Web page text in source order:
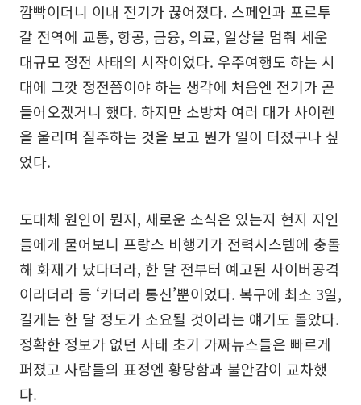
깜빡이더니 이내 전기가 끊어졌다. 스페인과 포르투
갈 전역에 교통, 항공, 금융, 의료, 일상을 멈춰 세운
대규모 정전 사태의 시작이었다. 우주여행도 하는 시
대에 그깟 정전쯤이야 하는 생각에 처음엔 전기가 곧
들어오겠거니 했다. 하지만 소방차 여러 대가 사이렌
을 울리며 질주하는 것을 보고 뭔가 일이 터졌구나 싶
었다.
도대체 원인이 뭔지, 새로운 소식은 있는지 현지 지인
들에게 물어보니 프랑스 비행기가 전력시스템에 충돌
해 화재가 났다더라, 한 달 전부터 예고된 사이버공격
이라더라 등 ‘카더라 통신’뿐이었다. 복구에 최소 3일,
길게는 한 달 정도가 소요될 것이라는 얘기도 돌았다.
정확한 정보가 없던 사태 초기 가짜뉴스들은 빠르게
퍼졌고 사람들의 표정엔 황당함과 불안감이 교차했
다.